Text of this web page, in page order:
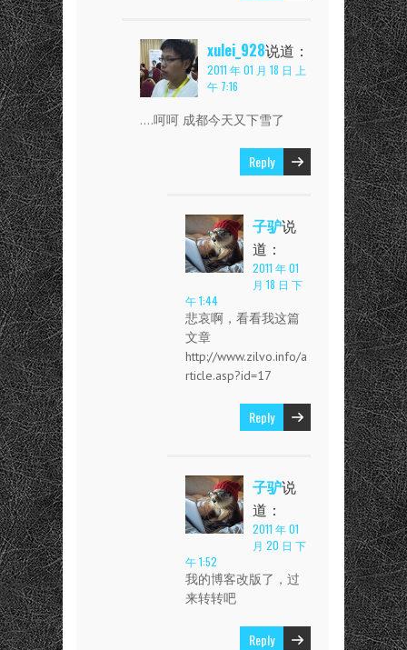
xulei_928说道：
2011 年 01 月 18 日 上
午 7:16
….呵呵 成都今天又下雪了
Reply
子驴说
道：
2011 年 01
月 18 日 下
午 1:44
悲哀啊，看看我这篇
文章
http://www.zilvo.info/a
rticle.asp?id=17
Reply
子驴说
道：
2011 年 01
月 20 日 下
午 1:52
我的博客改版了，过
来转转吧
Reply